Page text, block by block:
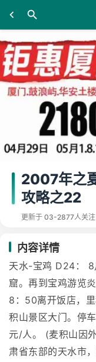
2007年之
攻略之22
更新于 03-2877人关注
内容详情
天水-宝鸡 D24： 8
窟。再到宝鸡游览
8：50离开饭店，
积山景区大门。停
元/人。 (麦积山因
肃省东部的天水市